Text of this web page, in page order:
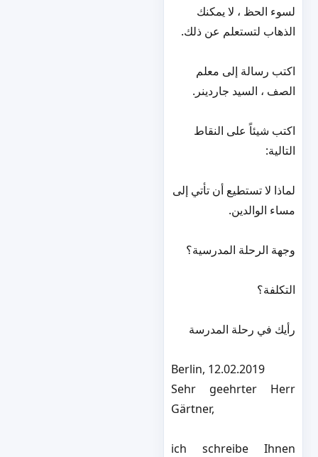
لسوء الحظ ، لا يمكنك
الذهاب لتستعلم عن ذلك.
اكتب رسالة إلى معلم
الصف ، السيد جاردينر.
اكتب شيئاً على النقاط
التالية:
لماذا لا تستطيع أن تأتي إلى
مساء الوالدين.
وجهة الرحلة المدرسية؟
التكلفة؟
رأيك في رحلة المدرسة
Berlin, 12.02.2019
Sehr geehrter Herr
Gärtner,
ich schreibe Ihnen